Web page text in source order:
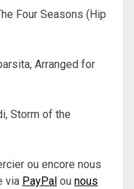
Four Seasons (Hip
Arranged for
Storm of the
ou encore nous
via PayPal ou nous